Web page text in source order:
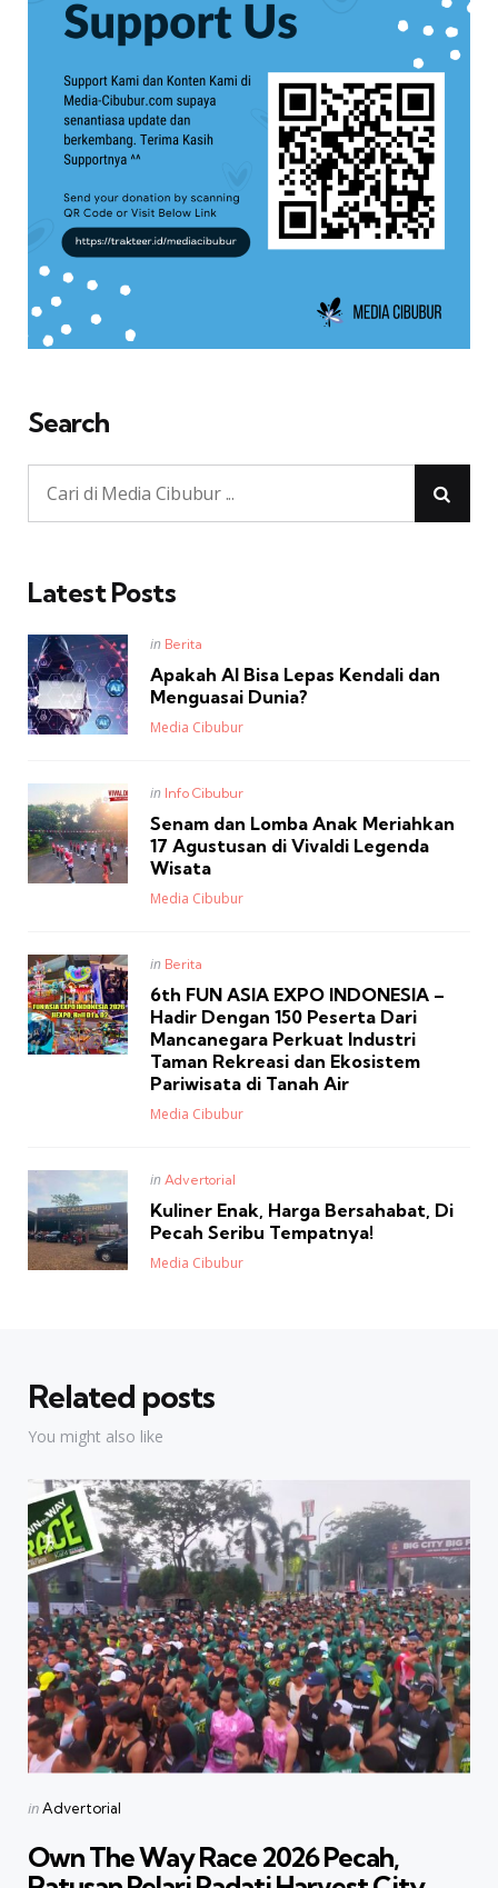
Search
Latest Posts
Posted
in Berita
Apakah AI Bisa Lepas Kendali dan
Menguasai Dunia?
Posted
Media Cibubur
Posted
in Info Cibubur
Senam dan Lomba Anak Meriahkan
17 Agustusan di Vivaldi Legenda
Wisata
Posted
Media Cibubur
Posted
in
in Berita
6th FUN ASIA EXPO INDONESIA –
Hadir Dengan 150 Peserta Dari
Mancanegara Perkuat Industri
Taman Rekreasi dan Ekosistem
Pariwisata di Tanah Air
Posted
Media Cibubur
Posted
in Advertorial
Kuliner Enak, Harga Bersahabat, Di
Pecah Seribu Tempatnya!
Posted
Media Cibubur
Related posts
You might also like
Categories
Posted
inAdvertorial
Own The Way Race 2026 Pecah,